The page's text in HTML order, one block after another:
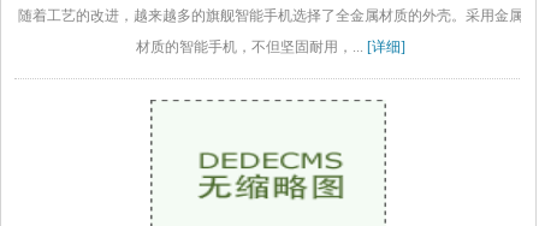
随着工艺的改进，越来越多的旗舰智能手机选择了全金属材质的外壳。采用金属
材质的智能手机，不但坚固耐用，... [详细]